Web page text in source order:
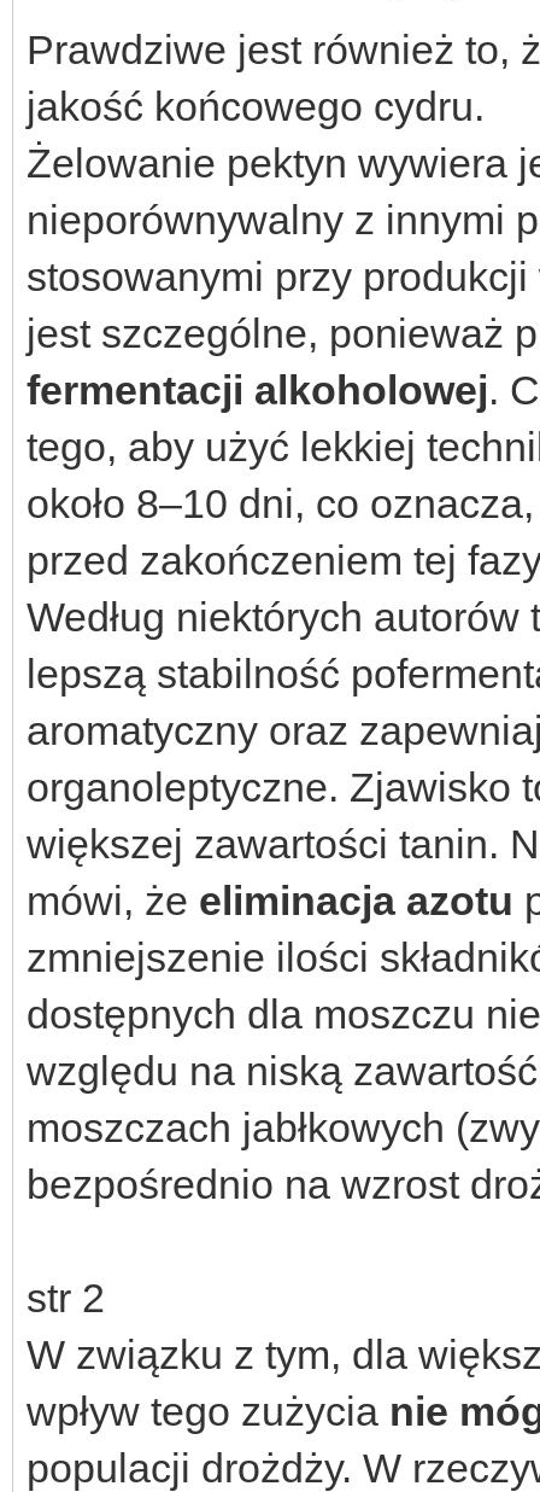
Prawdziwe jest również to,
jakość końcowego cydru.
Żelowanie pektyn wywiera
nieporównywalny z innymi
stosowanymi przy
jest szczególne, ponieważ
fermentacji alkoholowej.
tego, aby użyć lekkiej
około 8–10 dni, co
przed zakończeniem tej
Według niektórych
lepszą stabilność
aromatyczny oraz
organoleptyczne. Zjawisko
większej zawartości tanin.
mówi, że eliminacja azotu
zmniejszenie ilości
dostępnych dla moszczu
względu na niską
moszczach jabłkowych
bezpośrednio na wzrost
str 2
W związku z tym, dla
wpływ tego zużycia nie
populacji drożdży. W